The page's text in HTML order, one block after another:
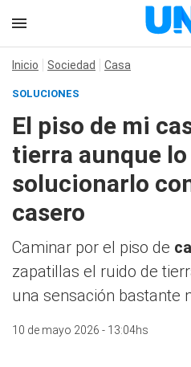
Inicio Sociedad Casa
SOLUCIONES
El piso de mi
tierra aunque
solucionarlo
casero
Caminar por el piso de
zapatillas el ruido de
una sensación bastante
10 de mayo 2026 - 13:04hs